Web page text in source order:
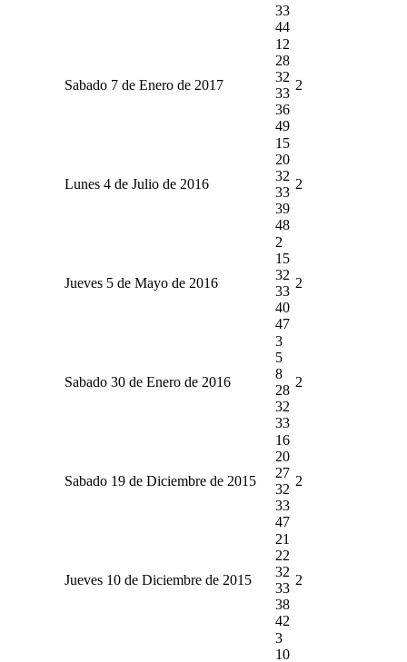
33
44
Sabado 7 de Enero de 2017
12
28
32
33
36
49
2
Lunes 4 de Julio de 2016
15
20
32
33
39
48
2
Jueves 5 de Mayo de 2016
2
15
32
33
40
47
2
Sabado 30 de Enero de 2016
3
5
8
28
32
33
2
Sabado 19 de Diciembre de 2015
16
20
27
32
33
47
2
Jueves 10 de Diciembre de 2015
21
22
32
33
38
42
2
3
10